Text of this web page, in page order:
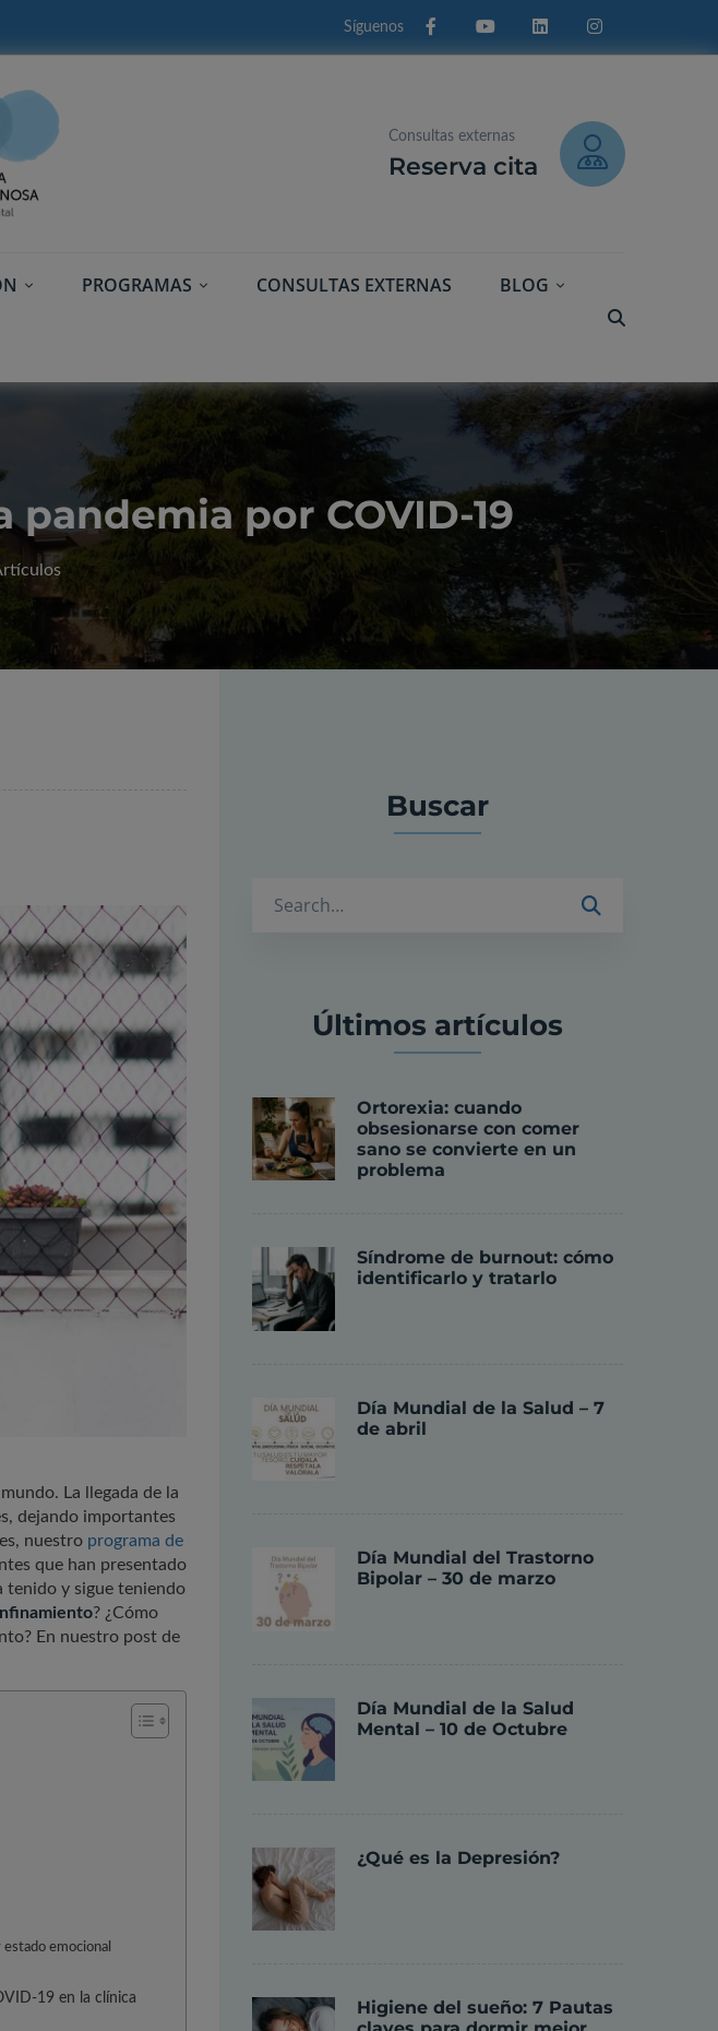
FacebookYoutube LinkedinInstagram
Consultas externas
Reserva cita
PROGRAMAS CONSULTAS EXTERNAS BLOG
por COVID-19
La llegada de la
dejando importantes
nuestro programa de
que han presentado
tenido y sigue teniendo
? ¿Cómo
En nuestro post de
emocional
19 en la clínica
Buscar
Últimos artículos
Ortorexia: cuando
obsesionarse con comer
sano se convierte en un
problema
Síndrome de burnout: cómo
identificarlo y tratarlo
Día Mundial de la Salud – 7
de abril
Día Mundial del Trastorno
Bipolar – 30 de marzo
Día Mundial de la Salud
Mental – 10 de Octubre
¿Qué es la Depresión?
Higiene del sueño: 7 Pautas